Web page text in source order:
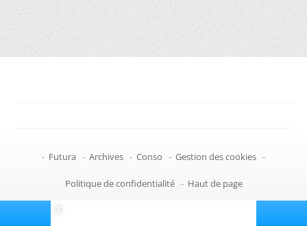
- Futura - Archives - Conso - Gestion des cookies -
Politique de confidentialité - Haut de page